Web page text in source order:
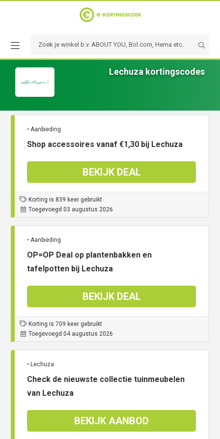
Lechuza kortingscodes
• Aanbieding
Shop accessoires vanaf €1,30 bij Lechuza
BEKIJK DEAL
Korting is 839 keer gebruikt
Toegevoegd 03 augustus 2026
• Aanbieding
OP=OP Deal op plantenbakken en
tafelpotten bij Lechuza
BEKIJK DEAL
Korting is 709 keer gebruikt
Toegevoegd 04 augustus 2026
• Lechuza
Check de nieuwste collectie tuinmeubelen
van Lechuza
BEKIJK AANBOD